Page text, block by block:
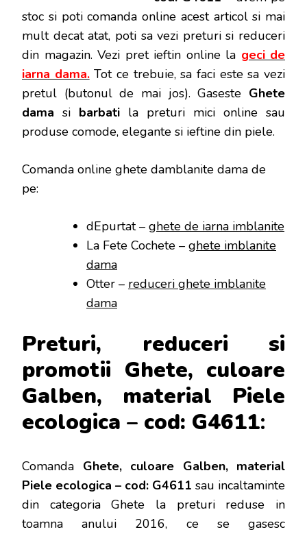
stoc si poti comanda online acest articol si mai
mult decat atat, poti sa vezi preturi si reduceri
din magazin. Vezi pret ieftin online la geci de
iarna dama.Tot ce trebuie, sa faci este sa vezi
pretul (butonul de mai jos). Gaseste Ghete
dama si barbati la preturi mici online sau
produse comode, elegante si ieftine din piele.
Comanda online ghete damblanite dama de
pe:
dEpurtat – ghete de iarna imblanite
La Fete Cochete – ghete imblanite
dama
Otter – reduceri ghete imblanite
dama
Preturi, reduceri si
promotii Ghete, culoare
Galben, material Piele
ecologica – cod: G4611:
Comanda Ghete, culoare Galben, material
Piele ecologica – cod: G4611 sau incaltaminte
din categoria Ghete la preturi reduse in
toamna anului 2016, ce se gasesc